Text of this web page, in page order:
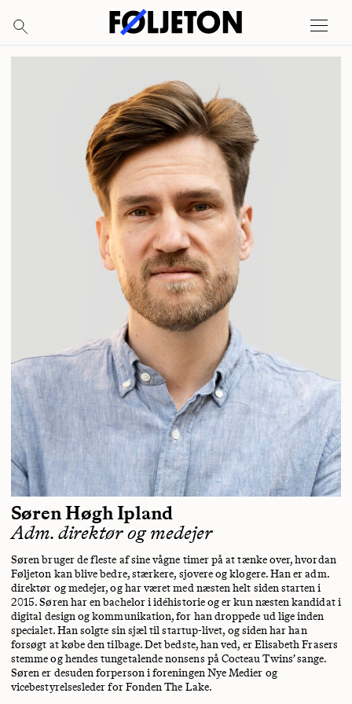
Søren Høgh Ipland
Adm. direktør og medejer
Søren bruger de fleste af sine vågne timer på at tænke over, hvordan
Føljeton kan blive bedre, stærkere, sjovere og klogere. Han er adm.
direktør og medejer, og har været med næsten helt siden starten i
2015. Søren har en bachelor i idéhistorie og er kun næsten kandidat i
digital design og kommunikation, for han droppede ud lige inden
specialet. Han solgte sin sjæl til startup-livet, og siden har han
forsøgt at købe den tilbage. Det bedste, han ved, er Elisabeth Frasers
stemme og hendes tungetalende nonsens på Cocteau Twins’ sange.
Søren er desuden forperson i foreningen Nye Medier og
vicebestyrelsesleder for Fonden The Lake.